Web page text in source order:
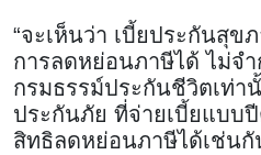
“จะเห็นว่า เบี้ยประกันสุ
การลดหย่อนภาษีได้ ไม่จ
กรมธรรม์ประกันชีวิตเท่
ประกันภัย ที่จ่ายเบี้ยแบบ
สิทธิลดหย่อนภาษีได้เช่นกั